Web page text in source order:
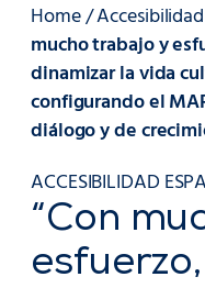
Home/
mucho trabajo y
dinamizar la vida
configurando el
diálogo y de
ACCESIBILIDAD
“Con